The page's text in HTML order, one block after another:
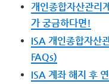
개인종합자산관리
가 궁금하다면!
ISA 개인종합자산
FAQs)
ISA 계좌 해지 후